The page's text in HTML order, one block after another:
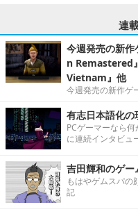
連
今週発売の新
n Remastered
Vietnam』他
今週発売の新作ゲ
有志日本語化の
PCゲーマーなら
に連続インタビュ
吉田輝和のゲ
もはやゲムスパの
記